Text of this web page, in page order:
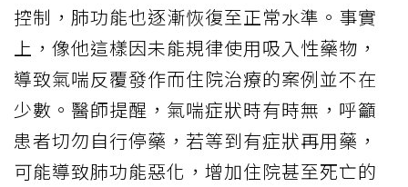
控制，肺功能也逐漸恢復至正常水準。事實
上，像他這樣因未能規律使用吸入性藥物，
導致氣喘反覆發作而住院治療的案例並不在
少數。醫師提醒，氣喘症狀時有時無，呼籲
患者切勿自行停藥，若等到有症狀再用藥，
可能導致肺功能惡化，增加住院甚至死亡的